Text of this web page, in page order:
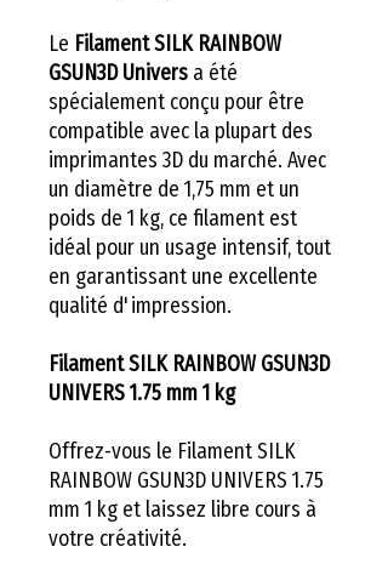
Le Filament SILK RAINBOW
GSUN3D Univers a été
spécialement conçu pour être
compatible avec la plupart des
imprimantes 3D du marché. Avec
un diamètre de 1,75 mm et un
poids de 1 kg, ce filament est
idéal pour un usage intensif, tout
en garantissant une excellente
qualité d'impression.
Filament SILK RAINBOW GSUN3D
UNIVERS 1.75 mm 1 kg
Offrez-vous le Filament SILK
RAINBOW GSUN3D UNIVERS 1.75
mm 1 kg et laissez libre cours à
votre créativité.